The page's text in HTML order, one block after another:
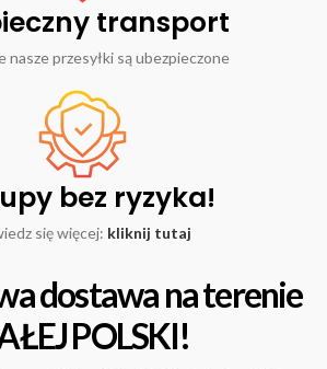
transport
nasze przesyłki są ubezpieczone
bez ryzyka!
się więcej: kliknij tutaj
dostawa na terenie
POLSKI!